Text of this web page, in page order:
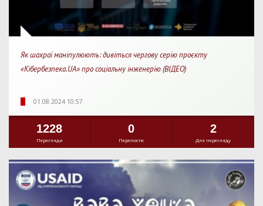
Як шахраї маніпулюють: дивіться чергову серію проєкту
«Кібербезпека.UA» про соціальну інженерію (ВІДЕО)
01.08.2024 10:57
1228
Перегляди
0
Перепости
2
Для перегляду